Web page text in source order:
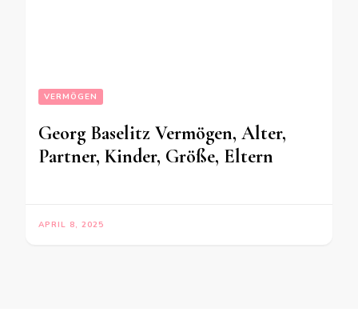
VERMÖGEN
Georg Baselitz Vermögen, Alter,
Partner, Kinder, Größe, Eltern
APRIL 8, 2025